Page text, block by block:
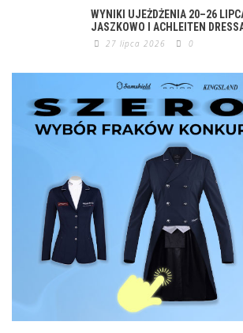
WYNIKI UJEŻDŻENIA 20–26
JASZKOWO I ACHLEITEN
27 lipca 2026 0